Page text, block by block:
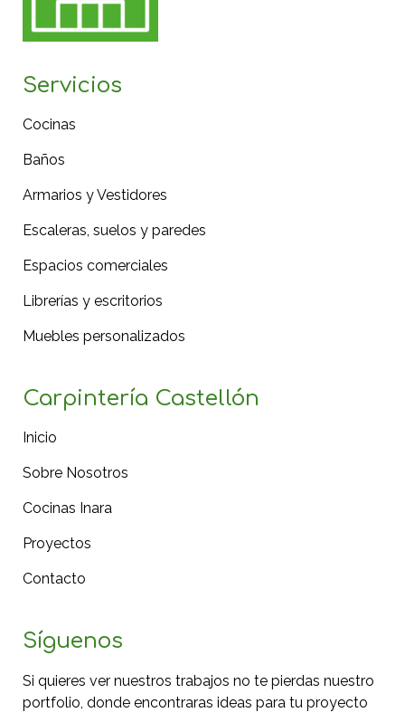
Servicios
Cocinas
Baños
Armarios y Vestidores
Escaleras, suelos y paredes
Espacios comerciales
Librerías y escritorios
Muebles personalizados
Carpintería Castellón
Inicio
Sobre Nosotros
Cocinas Inara
Proyectos
Contacto
Síguenos
Si quieres ver nuestros trabajos no te pierdas nuestro
portfolio, donde encontraras ideas para tu proyecto